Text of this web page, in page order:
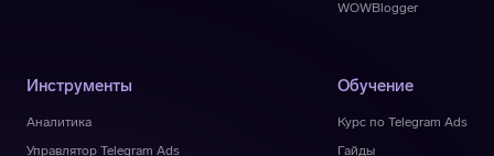
WOWBlogger
Инструменты
Аналитика
Управлятор Telegram Ads
Обучение
Курс по Telegram Ads
Гайды